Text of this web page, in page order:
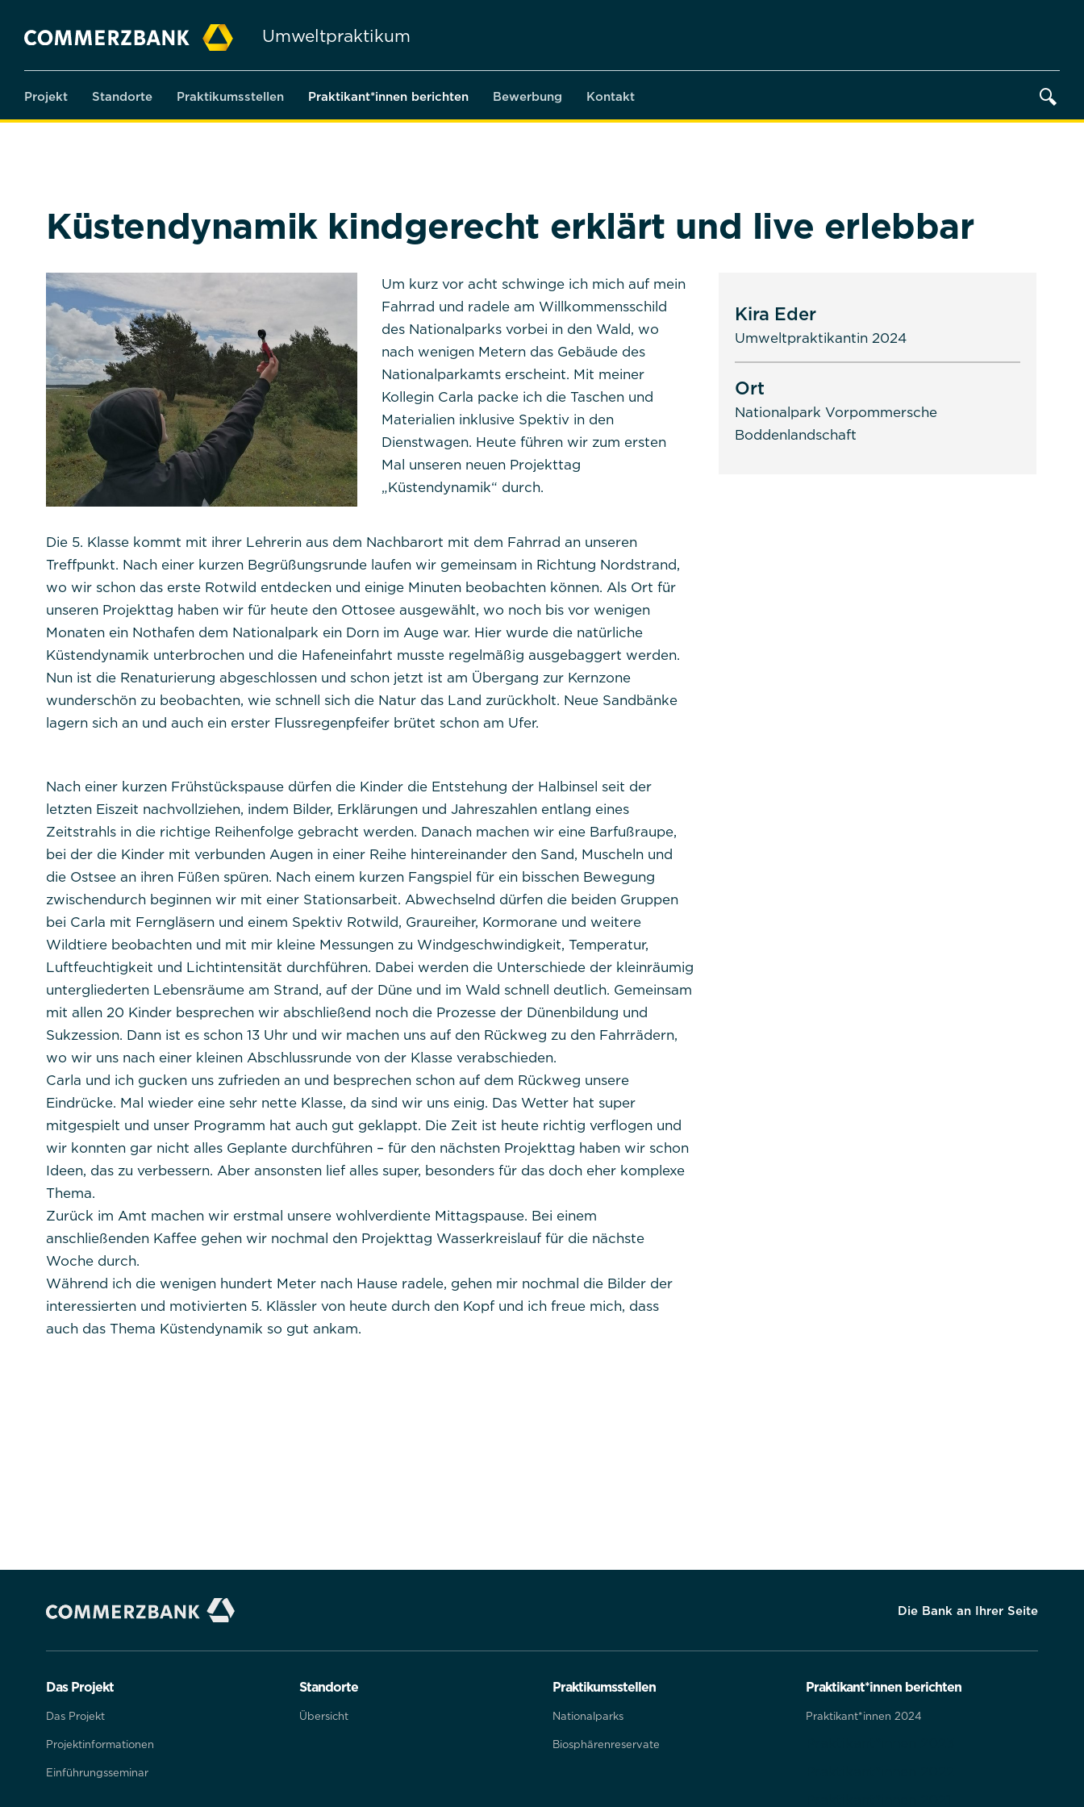
Umweltpraktikum
Projekt Standorte Praktikumsstellen Praktikant*innen berichten Bewerbung Kontakt
Küstendynamik kindgerecht erklärt und live erlebbar
Um kurz vor acht schwinge ich mich auf mein
Fahrrad und radele am Willkommensschild
des Nationalparks vorbei in den Wald, wo
nach wenigen Metern das Gebäude des
Nationalparkamts erscheint. Mit meiner
Kollegin Carla packe ich die Taschen und
Materialien inklusive Spektiv in den
Dienstwagen. Heute führen wir zum ersten
Mal unseren neuen Projekttag
„Küstendynamik“ durch.
Die 5. Klasse kommt mit ihrer Lehrerin aus dem Nachbarort mit dem Fahrrad an unseren
Treffpunkt. Nach einer kurzen Begrüßungsrunde laufen wir gemeinsam in Richtung Nordstrand,
wo wir schon das erste Rotwild entdecken und einige Minuten beobachten können. Als Ort für
unseren Projekttag haben wir für heute den Ottosee ausgewählt, wo noch bis vor wenigen
Monaten ein Nothafen dem Nationalpark ein Dorn im Auge war. Hier wurde die natürliche
Küstendynamik unterbrochen und die Hafeneinfahrt musste regelmäßig ausgebaggert werden.
Nun ist die Renaturierung abgeschlossen und schon jetzt ist am Übergang zur Kernzone
wunderschön zu beobachten, wie schnell sich die Natur das Land zurückholt. Neue Sandbänke
lagern sich an und auch ein erster Flussregenpfeifer brütet schon am Ufer.
Nach einer kurzen Frühstückspause dürfen die Kinder die Entstehung der Halbinsel seit der
letzten Eiszeit nachvollziehen, indem Bilder, Erklärungen und Jahreszahlen entlang eines
Zeitstrahls in die richtige Reihenfolge gebracht werden. Danach machen wir eine Barfußraupe,
bei der die Kinder mit verbunden Augen in einer Reihe hintereinander den Sand, Muscheln und
die Ostsee an ihren Füßen spüren. Nach einem kurzen Fangspiel für ein bisschen Bewegung
zwischendurch beginnen wir mit einer Stationsarbeit. Abwechselnd dürfen die beiden Gruppen
bei Carla mit Ferngläsern und einem Spektiv Rotwild, Graureiher, Kormorane und weitere
Wildtiere beobachten und mit mir kleine Messungen zu Windgeschwindigkeit, Temperatur,
Luftfeuchtigkeit und Lichtintensität durchführen. Dabei werden die Unterschiede der kleinräumig
untergliederten Lebensräume am Strand, auf der Düne und im Wald schnell deutlich. Gemeinsam
mit allen 20 Kinder besprechen wir abschließend noch die Prozesse der Dünenbildung und
Sukzession. Dann ist es schon 13 Uhr und wir machen uns auf den Rückweg zu den Fahrrädern,
wo wir uns nach einer kleinen Abschlussrunde von der Klasse verabschieden.
Carla und ich gucken uns zufrieden an und besprechen schon auf dem Rückweg unsere
Eindrücke. Mal wieder eine sehr nette Klasse, da sind wir uns einig. Das Wetter hat super
mitgespielt und unser Programm hat auch gut geklappt. Die Zeit ist heute richtig verflogen und
wir konnten gar nicht alles Geplante durchführen – für den nächsten Projekttag haben wir schon
Ideen, das zu verbessern. Aber ansonsten lief alles super, besonders für das doch eher komplexe
Thema.
Zurück im Amt machen wir erstmal unsere wohlverdiente Mittagspause. Bei einem
anschließenden Kaffee gehen wir nochmal den Projekttag Wasserkreislauf für die nächste
Woche durch.
Während ich die wenigen hundert Meter nach Hause radele, gehen mir nochmal die Bilder der
interessierten und motivierten 5. Klässler von heute durch den Kopf und ich freue mich, dass
auch das Thema Küstendynamik so gut ankam.
Kira Eder
Umweltpraktikantin 2024
Ort
Nationalpark Vorpommersche
Boddenlandschaft
Die Bank an Ihrer Seite
Das Projekt
Das Projekt
Projektinformationen
Einführungsseminar
Standorte
Übersicht
Praktikumsstellen
Nationalparks
Biosphärenreservate
Praktikant*innen berichten
Praktikant*innen 2024
Notwendig
Diese werden für die Grundfunktionen der Website benötigt und helfen dabei, unsere Website nutzbar zu machen sowie Zugriffe auf
sichere Bereiche unserer Website ermöglichen.
Cookie Informationen anzeigen
Titel: PHPSESSID
Commerzbank Umweltpraktikum
Cookie Name: PHPSESSID
Beschreibung:
Dieses Cookie ist nativ für PHP-Anwendungen. Das Cookie wird verwendet, um die
eindeutige Sitzungs-ID eines Benutzers zu speichern und zu identifizieren, um die
Benutzersitzung auf der Website zu verwalten. Das Cookie ist ein Session-Cookie und wird
gelöscht, wenn alle Browserfenster geschlossen sind.
dpconsentmanagement
Anbieter: Commerzbank Umweltpraktikum
Cookies:
Cookie Name: dpconsentmanagement
Beschreibung:
Das Cookie wird von DER PUNKT Consent Management gesetzt und wird verwendet, um
zu speichern, ob der Benutzer der Verwendung von Cookies zugestimmt hat oder nicht. Es
werden keine personenbezogenen Daten gespeichert.
Alle akzeptieren Speichern Ablehnen
Impressum Datenschutz